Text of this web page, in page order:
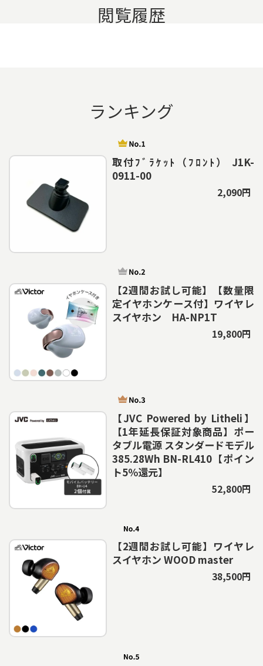
閲覧履歴
ランキング
取付ﾌﾞﾗｹｯﾄ（ﾌﾛﾝﾄ） J1K-
0911-00
2,090円
【2週間お試し可能】【数量限
定イヤホンケース付】ワイヤレ
スイヤホン HA-NP1T
19,800円
【JVC Powered by Litheli】
【1年延長保証対象商品】ポー
タブル電源 スタンダードモデル
385.28Wh BN-RL410【ポイン
ト5％還元】
52,800円
【2週間お試し可能】ワイヤレ
スイヤホン WOOD master
38,500円